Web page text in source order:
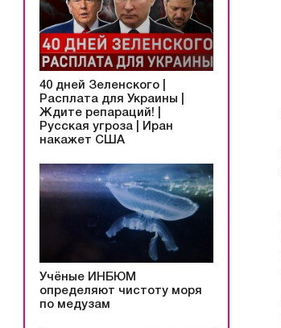
40 дней Зеленского |
Расплата для Украины |
Ждите репараций! |
Русская угроза | Иран
накажет США
Учёные ИНБЮМ
определяют чистоту моря
по медузам